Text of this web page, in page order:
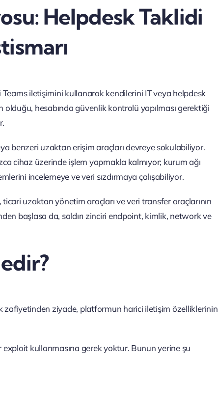
Helpdesk Taklidi
Teams iletişimini kullanarak kendilerini IT veya helpdesk
hesabında güvenlik kontrolü yapılması gerektiği
benzeri uzaktan erişim araçları devreye sokulabiliyor.
cihaz üzerinde işlem yapmakla kalmıyor; kurum ağı
incelemeye ve veri sızdırmaya çalışabiliyor.
uzaktan yönetim araçları ve veri transfer araçlarının
başlasa da, saldırı zinciri endpoint, kimlik, network ve
zafiyetinden ziyade, platformun harici iletişim özelliklerinin
exploit kullanmasına gerek yoktur. Bunun yerine şu